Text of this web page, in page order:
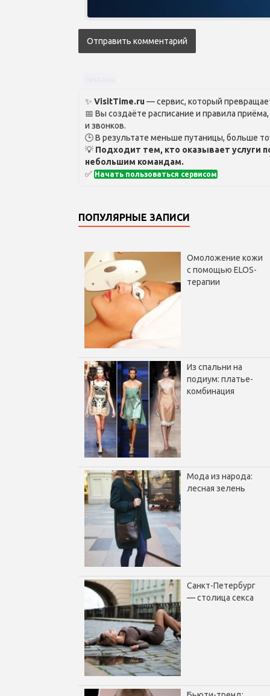
✨ VisitTime.ru— сервис, который
📅 Вы создаёте расписание и правила
и звонков.
🕒 В результате меньше путаницы, больше
💡 Подходит тем, кто оказывает услуги
небольшим командам.
✅ Начать пользоваться сервисом
ПОПУЛЯРНЫЕ ЗАПИСИ
Омоложение кожи
с помощью ELOS-
терапии
Из спальни на
подиум: платье-
комбинация
Мода из народа:
лесная зелень
Санкт-Петербург
— столица секса